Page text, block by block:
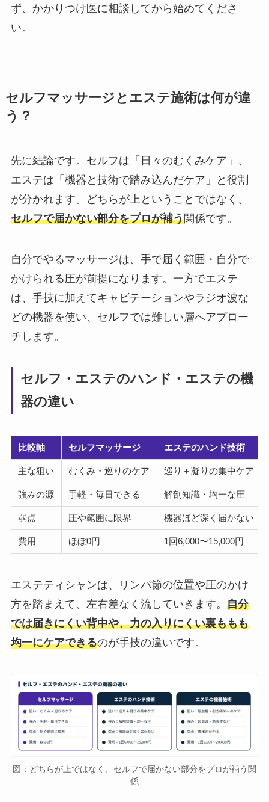
ず、かかりつけ医に相談してから始めてくださ
い。
セルフマッサージとエステ施術は何が違
う？
先に結論です。セルフは「日々のむくみケア」、
エステは「機器と技術で踏み込んだケア」と役割
が分かれます。どちらが上ということではなく、
セルフで届かない部分をプロが補う関係です。
自分でやるマッサージは、手で届く範囲・自分で
かけられる圧が前提になります。一方でエステ
は、手技に加えてキャビテーションやラジオ波な
どの機器を使い、セルフでは難しい層へアプロー
チします。
セルフ・エステのハンド・エステの機
器の違い
比較軸 セルフマッサージ エステのハンド技術
主な狙い むくみ・巡りのケア 巡り＋凝りの集中ケア
強みの源 手軽・毎日できる 解剖知識・均一な圧
弱点 圧や範囲に限界 機器ほど深く届かない
費用 ほぼ0円 1回6,000〜15,000円
エステティシャンは、リンパ節の位置や圧のかけ
方を踏まえて、左右差なく流していきます。 自分
では届きにくい背中や、力の入りにくい裏ももも
均一にケアできるのが手技の違いです。
図：どちらが上ではなく、セルフで届かない部分をプロが補う関
係